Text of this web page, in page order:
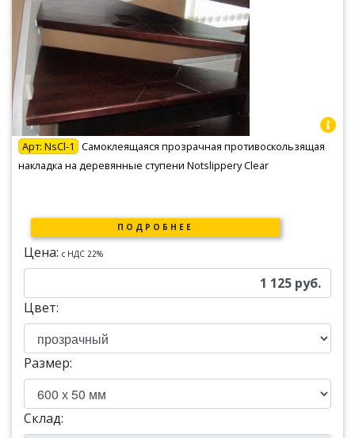
Арт: NsCl-1
Самоклеящаяся прозрачная противоскользящая
накладка на деревянные ступени Notslippery Clear
ПОДРОБНЕЕ
Цена: c НДС 22%
1 125 руб.
Цвет:
Размер:
Склад: